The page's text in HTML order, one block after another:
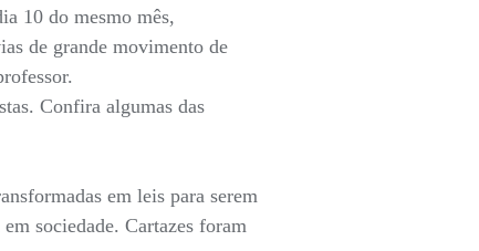
10 do mesmo mês,
de grande movimento de
Confira algumas das
em leis para serem
sociedade. Cartazes foram